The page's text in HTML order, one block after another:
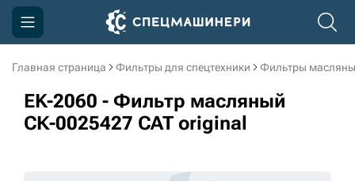
Главная страница Фильтры для спецтехники Фильтры
EK-2060 - Фильтр масляный
СК-0025427 CAT original
Компания
Акции